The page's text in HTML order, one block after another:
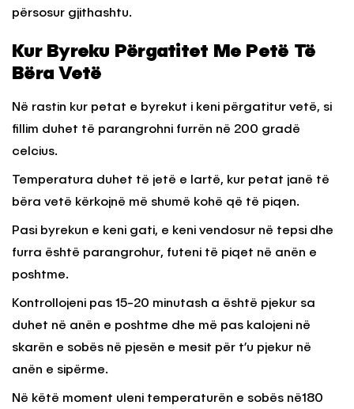
përsosur gjithashtu.
Kur Byreku Përgatitet Me Petë Të
Bëra Vetë
Në rastin kur petat e byrekut i keni përgatitur vetë, si
fillim duhet të parangrohni furrën në 200 gradë
celcius.
Temperatura duhet të jetë e lartë, kur petat janë të
bëra vetë kërkojnë më shumë kohë që të piqen.
Pasi byrekun e keni gati, e keni vendosur në tepsi dhe
furra është parangrohur, futeni të piqet në anën e
poshtme.
Kontrollojeni pas 15-20 minutash a është pjekur sa
duhet në anën e poshtme dhe më pas kalojeni në
skarën e sobës në pjesën e mesit për t’u pjekur në
anën e sipërme.
Në këtë moment uleni temperaturën e sobës në180